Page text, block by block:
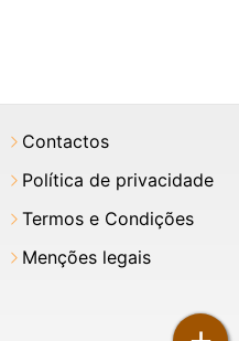
Contactos
Política de privacidade
Termos e Condições
Menções legais